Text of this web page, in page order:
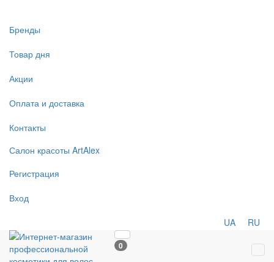
Бренды
Товар дня
Акции
Оплата и доставка
Контакты
Салон красоты ArtAlex
Регистрация
Вход
UA RU
0